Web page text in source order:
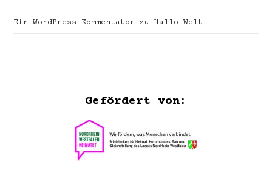
Ein WordPress-Kommentator zuHallo Welt!
Gefördert von: